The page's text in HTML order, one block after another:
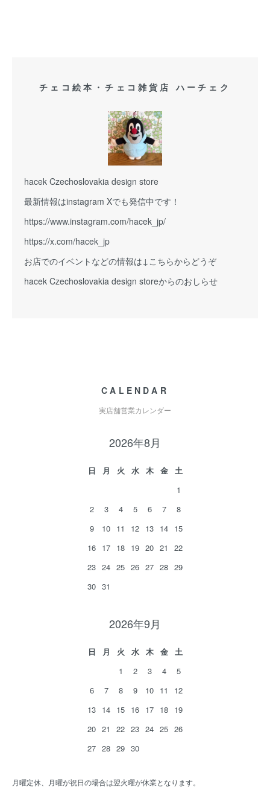
チェコ絵本・チェコ雑貨店 ハーチェク
hacek Czechoslovakia design store
最新情報はinstagram Xでも発信中です！
https://www.instagram.com/hacek_jp/
https://x.com/hacek_jp
お店でのイベントなどの情報は↓こちらからどうぞ
hacek Czechoslovakia design storeからのおしらせ
CALENDAR
実店舗営業カレンダー
2026年8月
日 月 火 水 木 金
土
1
2
3 4 5 6 7
8
9
10 11 12 13 14 15
16 17 18 19 20 21
22
23 24 25 26 27 28 29
30 31
2026年9月
日 月 火 水 木 金
土
1
2 3 4
5
6
7 8 9 10 11
12
13 14 15 16 17 18 19
20 21 22 23 24 25 26
27 28 29 30
月曜定休、月曜が祝日の場合は翌火曜が休業となります。